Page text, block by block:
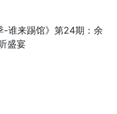
-谁来踢馆》第24期：余
盛宴